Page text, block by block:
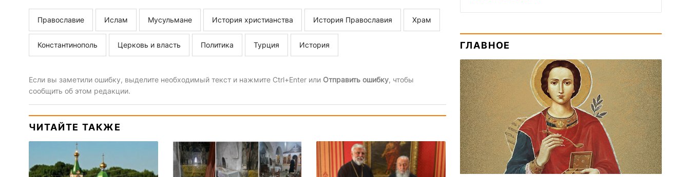
Православие Ислам Мусульмане История христианства История Православия Храм
Константинополь Церковь и власть Политика Турция История
Если вы заметили ошибку, выделите необходимый текст и нажмите Ctrl+Enter или Отправить ошибку, чтобы
сообщить об этом редакции.
ЧИТАЙТЕ ТАКЖЕ
ГЛАВНОЕ